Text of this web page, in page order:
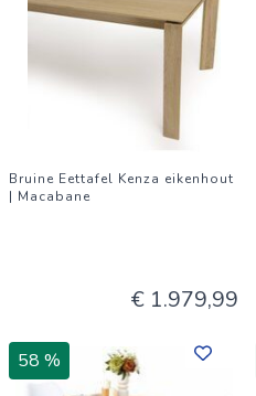
Bruine Eettafel Kenza eikenhout
| Macabane
€ 1.979,99
58 %